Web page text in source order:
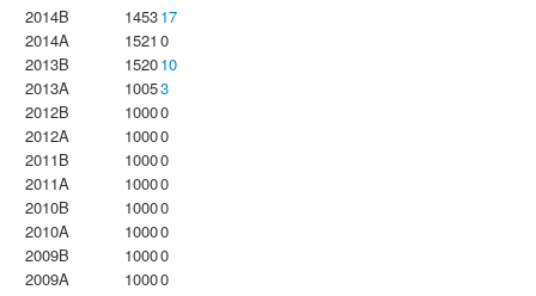
2014B
145317
2014A
1521 0
2013B
152010
2013A
10053
2012B
10000
2012A
10000
2011B
10000
2011A
10000
2010B
10000
2010A
10000
2009B
10000
2009A
10000